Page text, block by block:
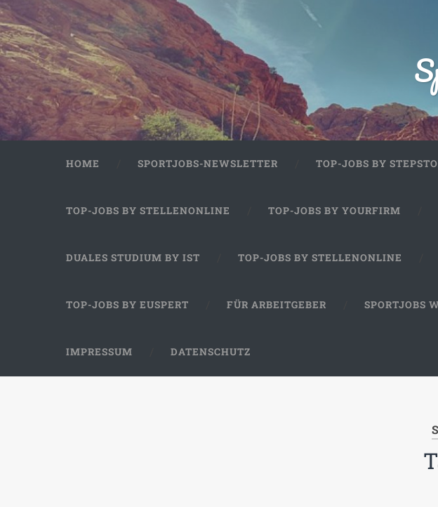
HOME SPORTJOBS-NEWSLETTER TOP-JOBS BY
TOP-JOBS BY STELLENONLINE TOP-JOBS BY YOURFIRM
DUALES STUDIUM BY IST TOP-JOBS BY STELLENONLINE
TOP-JOBS BY EUSPERT FÜR ARBEITGEBER SPORTJOBS
IMPRESSUM DATENSCHUTZ